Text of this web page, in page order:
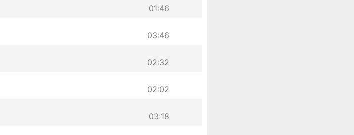
01:46
03:46
02:32
02:02
03:18